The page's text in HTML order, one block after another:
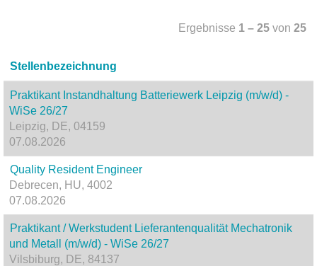
Ergebnisse 1 – 25 von 25
Stellenbezeichnung
Praktikant Instandhaltung Batteriewerk Leipzig (m/w/d) -
WiSe 26/27
Leipzig, DE, 04159
07.08.2026
Quality Resident Engineer
Debrecen, HU, 4002
07.08.2026
Praktikant / Werkstudent Lieferantenqualität Mechatronik
und Metall (m/w/d) - WiSe 26/27
Vilsbiburg, DE, 84137